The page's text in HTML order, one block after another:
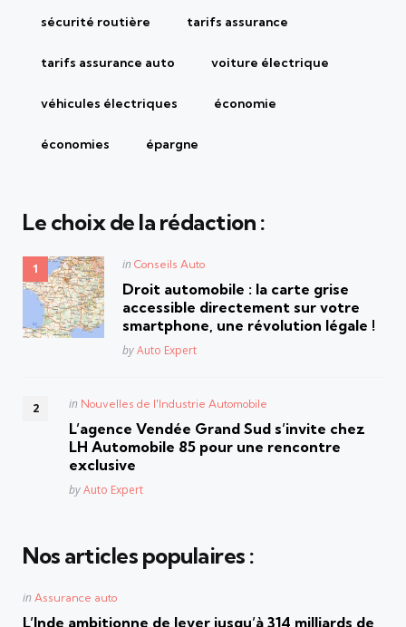
sécurité routière tarifs assurance
tarifs assurance auto voiture électrique
véhicules électriques économie
économies épargne
Le choix de la rédaction :
Posted
in Conseils Auto
Droit automobile : la carte grise
accessible directement sur votre
smartphone, une révolution légale !
Posted
byAuto Expert
Posted
in Nouvelles de l'Industrie Automobile
L’agence Vendée Grand Sud s’invite chez
LH Automobile 85 pour une rencontre
exclusive
Posted
byAuto Expert
Nos articles populaires :
Posted
in Assurance auto
L’Inde ambitionne de lever jusqu’à 314 milliards de